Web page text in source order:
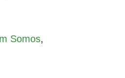
Somos,